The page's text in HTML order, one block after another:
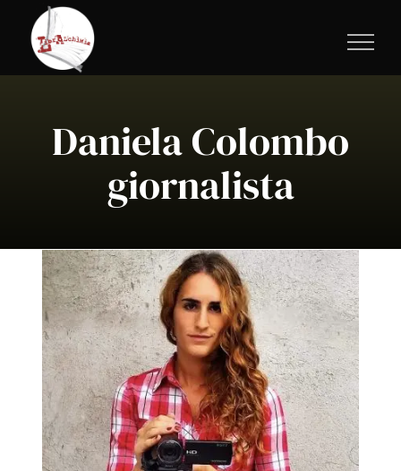
contenuto
Daniela Colombo
giornalista